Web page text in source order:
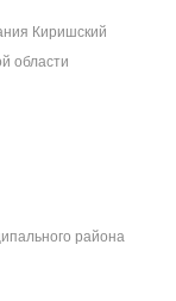
Киришский
области
района